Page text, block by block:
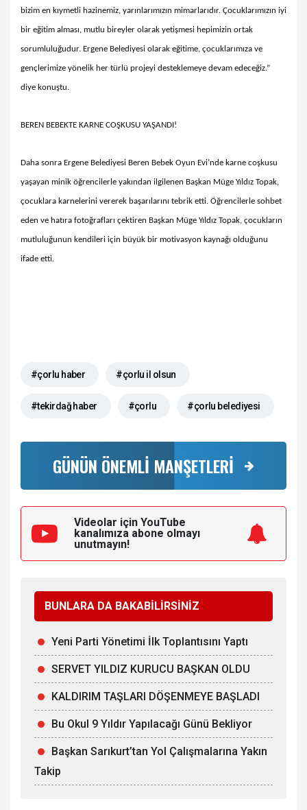
bizim en kıymetli hazinemiz, yarınlarımızın mimarlarıdır. Çocuklarımızın iyi
bir eğitim alması, mutlu bireyler olarak yetişmesi hepimizin ortak
sorumluluğudur. Ergene Belediyesi olarak eğitime, çocuklarımıza ve
gençlerimize yönelik her türlü projeyi desteklemeye devam edeceğiz.”
diye konuştu.
BEREN BEBEKTE KARNE COŞKUSU YAŞANDI!
Daha sonra Ergene Belediyesi Beren Bebek Oyun Evi’nde karne coşkusu
yaşayan minik öğrencilerle yakından ilgilenen Başkan Müge Yıldız Topak,
çocuklara karnelerini vererek başarılarını tebrik etti. Öğrencilerle sohbet
eden ve hatıra fotoğrafları çektiren Başkan Müge Yıldız Topak, çocukların
mutluluğunun kendileri için büyük bir motivasyon kaynağı olduğunu
ifade etti.
#çorlu haber #çorlu il olsun
#tekirdağ haber #çorlu #çorlu belediyesi
GÜNÜN ÖNEMLİ MANŞETLERİ
Videolar için YouTube
kanalımıza abone olmayı
unutmayın!
BUNLARA DA BAKABİLİRSİNİZ
Yeni Parti Yönetimi İlk Toplantısını Yaptı
SERVET YILDIZ KURUCU BAŞKAN OLDU
KALDIRIM TAŞLARI DÖŞENMEYE BAŞLADI
Bu Okul 9 Yıldır Yapılacağı Günü Bekliyor
Başkan Sarıkurt’tan Yol Çalışmalarına Yakın
Takip